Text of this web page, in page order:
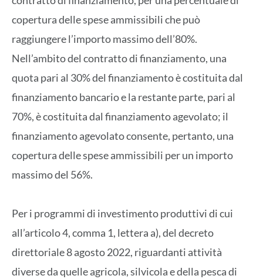
copertura delle spese ammissibili che può
raggiungere l’importo massimo dell’80%.
Nell’ambito del contratto di finanziamento, una
quota pari al 30% del finanziamento è costituita dal
finanziamento bancario e la restante parte, pari al
70%, è costituita dal finanziamento agevolato; il
finanziamento agevolato consente, pertanto, una
copertura delle spese ammissibili per un importo
massimo del 56%.
Per i programmi di investimento produttivi di cui
all’articolo 4, comma 1, lettera a), del decreto
direttoriale 8 agosto 2022, riguardanti attività
diverse da quelle agricola, silvicola e della pesca di